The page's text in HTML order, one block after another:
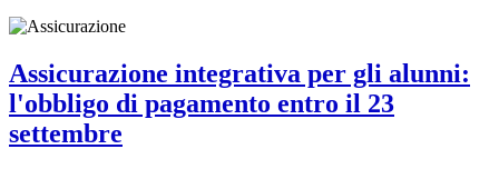
Assicurazione integrativa per gli alunni:
l'obbligo di pagamento entro il 23
settembre